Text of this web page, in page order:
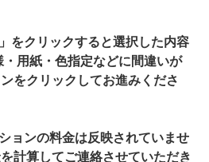
をクリックすると選択した内容
用紙・色指定などに間違いが
をクリックしてお進みくださ
ョンの料金は反映されていませ
計算してご連絡させていただき